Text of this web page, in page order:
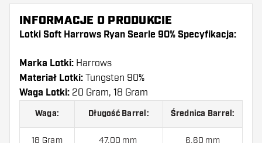
INFORMACJE O PRODUKCIE
Lotki Soft Harrows Ryan Searle 90% Specyfikacja:
Marka Lotki: Harrows
Materiał Lotki: Tungsten 90%
Waga Lotki: 20 Gram, 18 Gram
Waga: Długość Barrel: Średnica Barrel:
18 Gram 47.00 mm 6.60 mm